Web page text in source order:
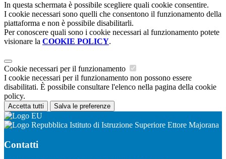
In questa schermata è possibile scegliere quali cookie consentire.
I cookie necessari sono quelli che consentono il funzionamento della
piattaforma e non è possibile disabilitarli.
Per conoscere quali sono i cookie necessari al funzionamento potete
visionare la COOKIE POLICY.
Cookie necessari per il funzionamento
I cookie necessari per il funzionamento non possono essere
disabilitati. È possibile consultare l'elenco nella pagina della cookie
policy.
Accetta tutti Salva le preferenze
Istituto di Istruzione Superiore Ettore Majorana
Contatti